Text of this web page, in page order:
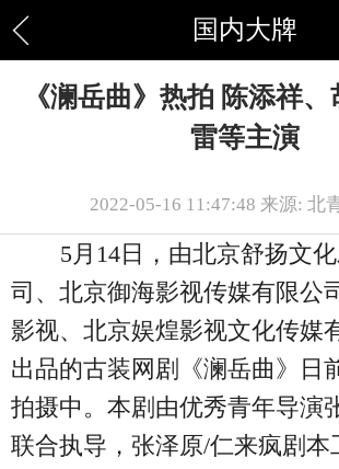
国内大牌
《澜岳曲》热拍 陈添祥
雷等主演
2022-05-16 11:47:48 来源: 北
5月14日，由北京舒扬文
司、北京御海影视传媒有限公
影视、北京娱煌影视文化传媒
出品的古装网剧《澜岳曲》日
拍摄中。本剧由优秀青年导演
联合执导，张泽原/仁来疯剧本